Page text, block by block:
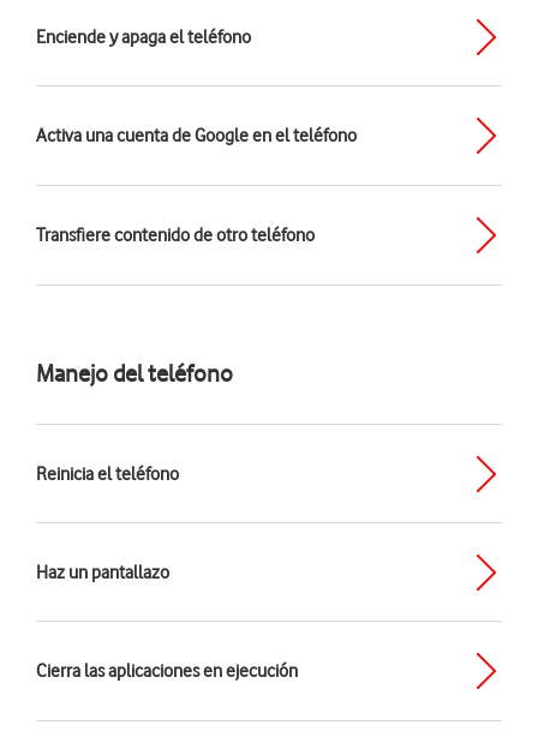
Enciende y apaga el teléfono
Activa una cuenta de Google en el teléfono
Transfiere contenido de otro teléfono
Manejo del teléfono
Reinicia el teléfono
Haz un pantallazo
Cierra las aplicaciones en ejecución